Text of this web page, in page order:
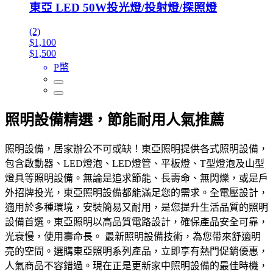
東亞 LED 50W投光燈/投射燈/探照燈
(2)
$1,100
$1,500
P幣
照明設備精選，節能耐用人氣推薦
照明設備，居家辦公不可或缺！東亞照明提供各式照明設備，
包含啟動器、LED燈泡、LED燈管、平板燈、T型燈泡及山型
燈具等照明設備。無論是追求節能、長壽命、無閃爍，或是戶
外招牌投光，東亞照明設備都能滿足您的需求。全電壓設計，
適用於多種環境，安裝簡易又耐用，是您提升生活品質的照明
設備首選。東亞照明以高品質電路設計，確保產品安全可靠，
光衰慢，使用壽命長。 最新照明設備技術，為您帶來舒適明
亮的空間。選購東亞照明系列產品，立即享有熱門促銷優惠，
人氣商品不容錯過。現在正是更新家中照明設備的最佳時機，